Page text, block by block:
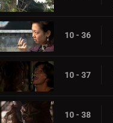
10 - 36
10 - 37
10 - 38